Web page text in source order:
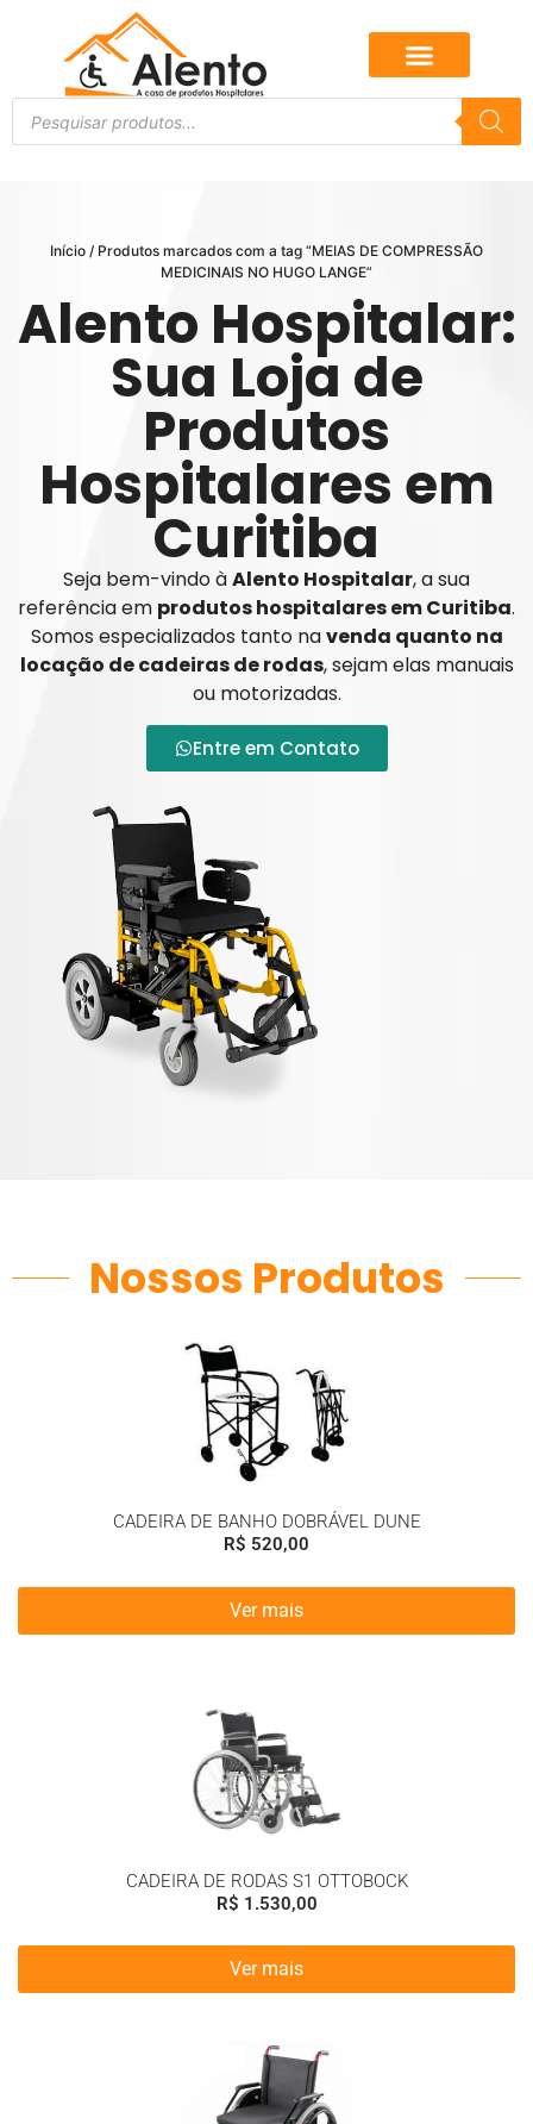
Início / Produtos marcados com a tag “MEIAS DE COMPRESSÃO
MEDICINAIS NO HUGO LANGE”
Alento Hospitalar:
Sua Loja de
Produtos
Hospitalares em
Curitiba
Seja bem-vindo àAlento Hospitalar, a sua
referência em produtos hospitalares em Curitiba.
Somos especializados tanto navenda quanto na
locação de cadeiras de rodas, sejam elas manuais
ou motorizadas.
Entre em Contato
Nossos Produtos
CADEIRA DE BANHO DOBRÁVEL DUNE
R$ 520,00
Ver mais
CADEIRA DE RODAS S1 OTTOBOCK
R$ 1.530,00
Ver mais